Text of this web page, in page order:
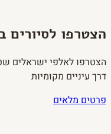
הצטרפו לסיורים
הצטרפו לאלפי ישראלים
דרך עיניים מקומיות
פרטים מלאים